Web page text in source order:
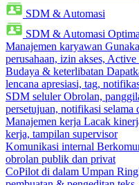
SDM & Automasi
SDM & Automasi
Manajemen karyawan
perusahaan, izin akses,
Budaya & keterlibatan
lencana apresiasi, tag,
SDM seluler Obrolan,
persetujuan, notifikasi selama
Manajemen kerja Lacak
kerja, tampilan supervisor
Komunikasi internal
obrolan publik dan privat
CoPilot di dalam Umpan